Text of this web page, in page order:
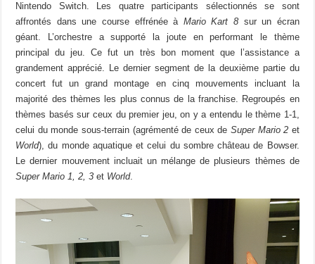
Nintendo Switch. Les quatre participants sélectionnés se sont
affrontés dans une course effrénée à Mario Kart 8sur un écran
géant. L’orchestre a supporté la joute en performant le thème
principal du jeu. Ce fut un très bon moment que l’assistance a
grandement apprécié. Le dernier segment de la deuxième partie du
concert fut un grand montage en cinq mouvements incluant la
majorité des thèmes les plus connus de la franchise. Regroupés en
thèmes basés sur ceux du premier jeu, on y a entendu le thème 1-1,
celui du monde sous-terrain (agrémenté de ceux de Super Mario 2 et
World), du monde aquatique et celui du sombre château de Bowser.
Le dernier mouvement incluait un mélange de plusieurs thèmes de
Super Mario 1, 2, 3 et World.